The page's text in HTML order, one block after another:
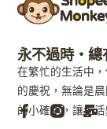
永不過時・總
在繁忙的生活中
的慶祝，無論是
的小確幸，讓生